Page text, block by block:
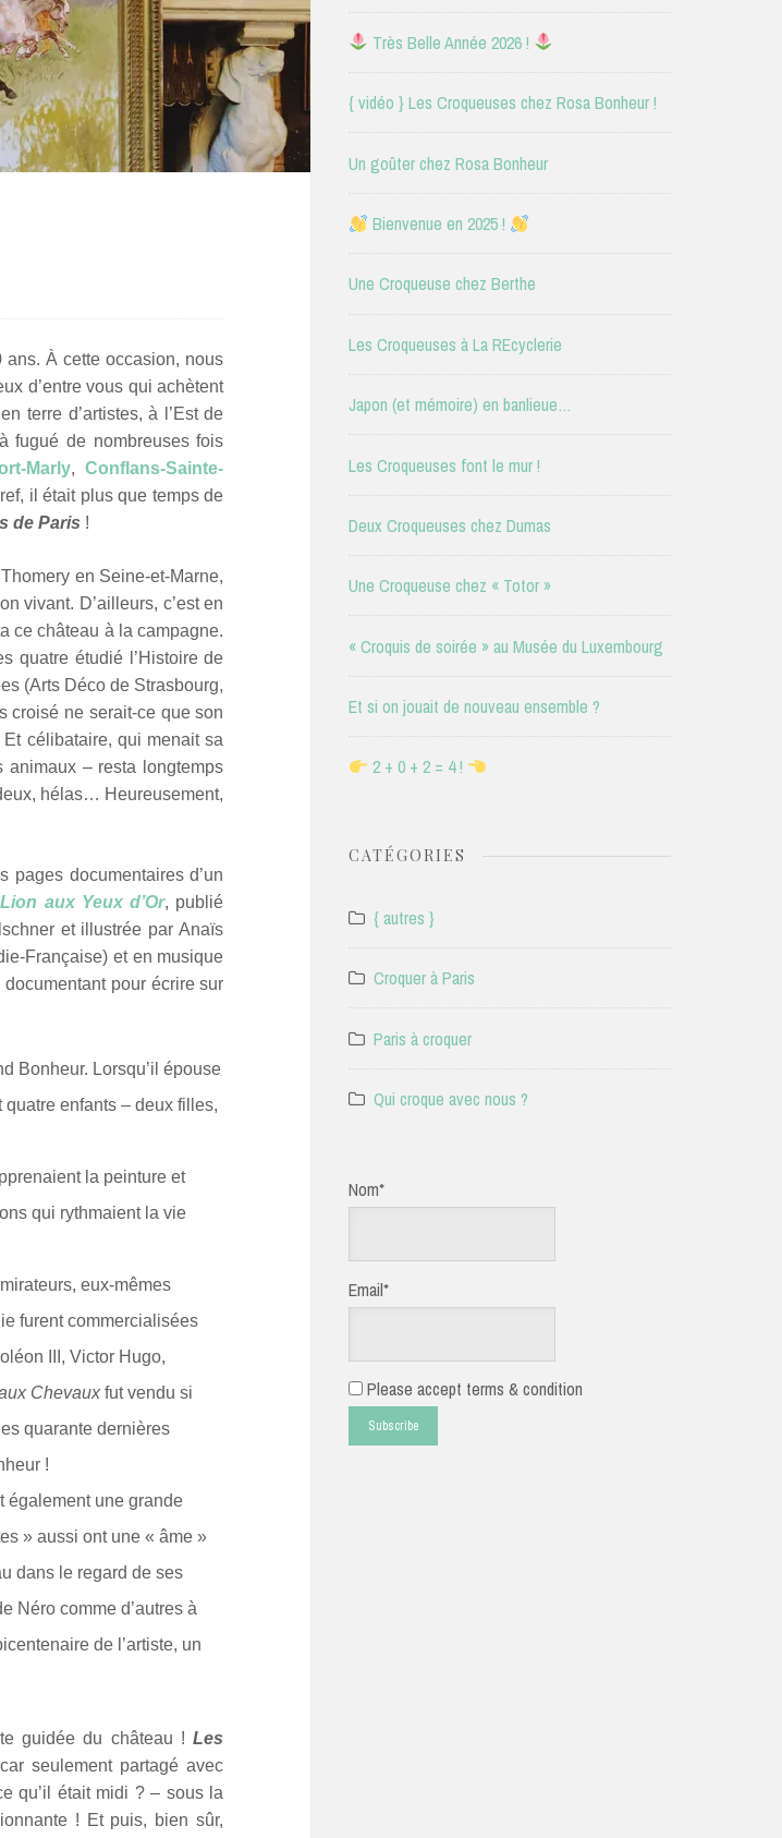
ans. À cette occasion, nous
d’entre vous qui achètent
terre d’artistes, à l’Est de
fugué de nombreuses fois
Marly,Conflans-Sainte-
il était plus que temps de
de Paris !
en Seine-et-Marne,
vivant. D’ailleurs, c’est en
ce château à la campagne.
quatre étudié l’Histoire de
(Arts Déco de Strasbourg,
croisé ne serait-ce que son
célibataire, qui menait sa
– resta longtemps
hélas… Heureusement,
pages documentaires d’un
aux Yeux d’Or, publié
et illustrée par Anaïs
Française) et en musique
pour écrire sur
Bonheur. Lorsqu’il épouse
enfants – deux filles,
la peinture et
qui rythmaient la vie
eux-mêmes
furent commercialisées
III, Victor Hugo,
Chevaux fut vendu si
quarante dernières
!
également une grande
» aussi ont une « âme »
dans le regard de ses
Néro comme d’autres à
de l’artiste, un
guidée du château !Les
seulement partagé avec
qu’il était midi ? – sous la
! Et puis, bien sûr,
Très Belle Année 2026 !
{ vidéo } Les Croqueuses chez Rosa Bonheur !
Un goûter chez Rosa Bonheur
Bienvenue en 2025 !
Une Croqueuse chez Berthe
Les Croqueuses à La REcyclerie
Japon (et mémoire) en banlieue…
Les Croqueuses font le mur !
Deux Croqueuses chez Dumas
Une Croqueuse chez « Totor »
« Croquis de soirée » au Musée du Luxembourg
Et si on jouait de nouveau ensemble ?
2 + 0 + 2 = 4 !
CATÉGORIES
{ autres }
Croquer à Paris
Paris à croquer
Qui croque avec nous ?
Nom*
Email*
Please accept terms & condition